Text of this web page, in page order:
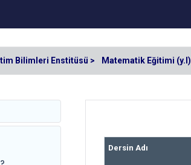
Bilimleri Enstitüsü > Matematik Eğitimi (y.l)
Dersin Adı